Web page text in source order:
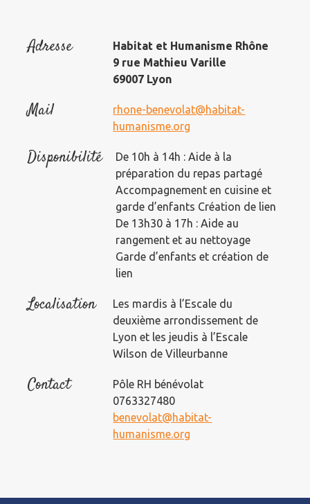
Adresse
Habitat et Humanisme Rhône
9 rue Mathieu Varille
69007 Lyon
Mail
rhone-benevolat@habitat-
humanisme.org
Disponibilité
De 10h à 14h : Aide à la
préparation du repas partagé
Accompagnement en cuisine et
garde d’enfants Création de lien
De 13h30 à 17h : Aide au
rangement et au nettoyage
Garde d’enfants et création de
lien
Localisation
Les mardis à l’Escale du
deuxième arrondissement de
Lyon et les jeudis à l’Escale
Wilson de Villeurbanne
Contact
Pôle RH bénévolat
0763327480
benevolat@habitat-
humanisme.org